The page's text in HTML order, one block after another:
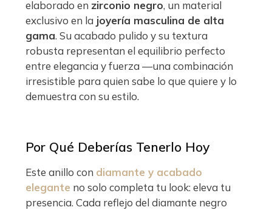
elaborado en zirconio negro, un material
exclusivo en la joyería masculina de alta
gama. Su acabado pulido y su textura
robusta representan el equilibrio perfecto
entre elegancia y fuerza —una combinación
irresistible para quien sabe lo que quiere y lo
demuestra con su estilo.
Por Qué Deberías Tenerlo Hoy
Este anillo con diamante y acabado
elegante no solo completa tu look: eleva tu
presencia. Cada reflejo del diamante negro